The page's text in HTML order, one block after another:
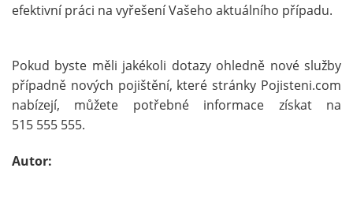
efektivní práci na vyřešení Vašeho aktuálního případu.
Pokud byste měli jakékoli dotazy ohledně nové služby
případně nových pojištění, které stránky Pojisteni.com
nabízejí, můžete potřebné informace získat na
515 555 555.
Autor: